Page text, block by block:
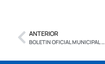
ANTERIOR
BOLETIN OFICIAL MUNICIPAL N° 2.613 – CON FIRMA DIGITAL